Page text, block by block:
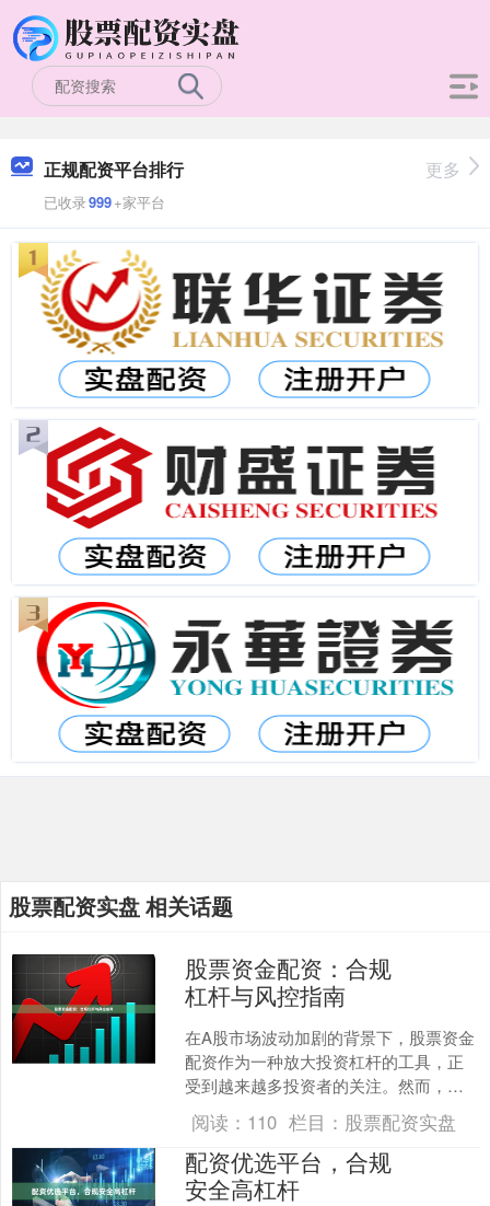
正规配资平台排行
已收录999+家平台
更多
股票配资实盘 相关话题
股票资金配资：合规
杠杆与风控指南
在A股市场波动加剧的背景下，股票资金
配资作为一种放大投资杠杆的工具，正
受到越来越多投资者的关注。然而，合
规性与风险控制始终是配资操作的核心
命题。本文将系统解析配....
阅读： 110 栏目： 股票配资实盘
配资优选平台，合规
安全高杠杆